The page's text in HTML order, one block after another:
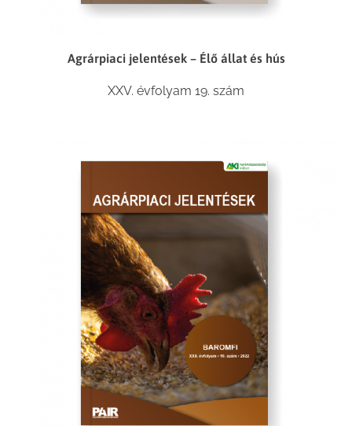
Agrárpiaci jelentések – Élő állat és hús
XXV. évfolyam 19. szám